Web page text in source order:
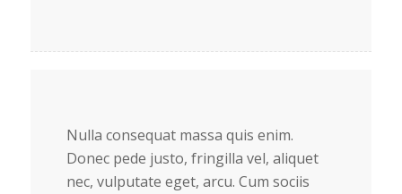
Nulla consequat massa quis enim.
Donec pede justo, fringilla vel, aliquet
nec, vulputate eget, arcu. Cum sociis